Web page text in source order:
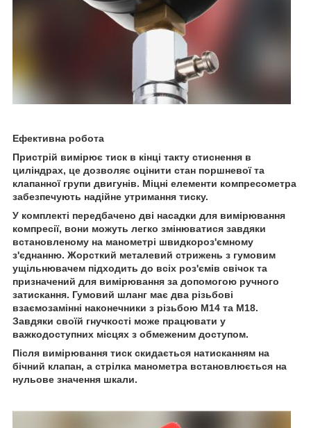
Ефективна робота
Пристрій вимірює тиск в кінці такту стиснення в
циліндрах, це дозволяє оцінити стан поршневої та
клапанної групи двигунів. Міцні елементи компресометра
забезпечують надійне утримання тиску.
У комплекті передбачено дві насадки для вимірювання
компресії, вони можуть легко змінюватися завдяки
встановленому на манометрі швидкороз'ємному
з'єднанню. Жорсткий металевий стрижень з гумовим
ущільнювачем підходить до всіх роз'ємів свічок та
призначений для вимірювання за допомогою ручного
затискання. Гумовий шланг має два різьбові
взаємозамінні наконечники з різьбою М14 та М18.
Завдяки своїй гнучкості може працювати у
важкодоступних місцях з обмеженим доступом.
Після вимірювання тиск скидається натисканням на
бічний клапан, а стрілка манометра встановлюється на
нульове значення шкали.